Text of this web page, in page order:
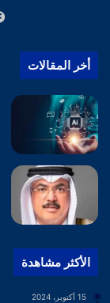
أخر المقالات
الأكثر مشاهدة
15 أكتوبر، 2024